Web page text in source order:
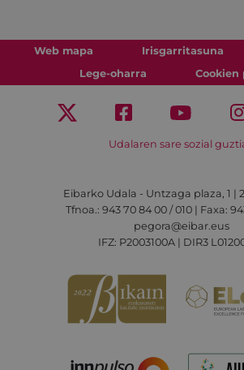
Web mapa Irisgarritasuna
Lege-oharra
Cookien
Udalaren sare sozial
Eibarko Udala - Untzaga plaza, 1 |
Tfnoa.: 943 70 84 00 / 010 | Faxa:
pegora@eibar.eus
IFZ: P2003100A | DIR3